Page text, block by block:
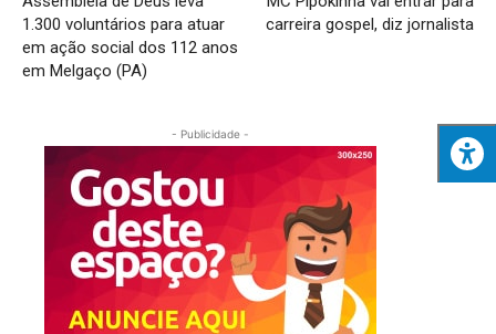
1.300 voluntários para atuar
em ação social dos 112 anos
em Melgaço (PA)
carreira gospel, diz jornalista
- Publicidade -